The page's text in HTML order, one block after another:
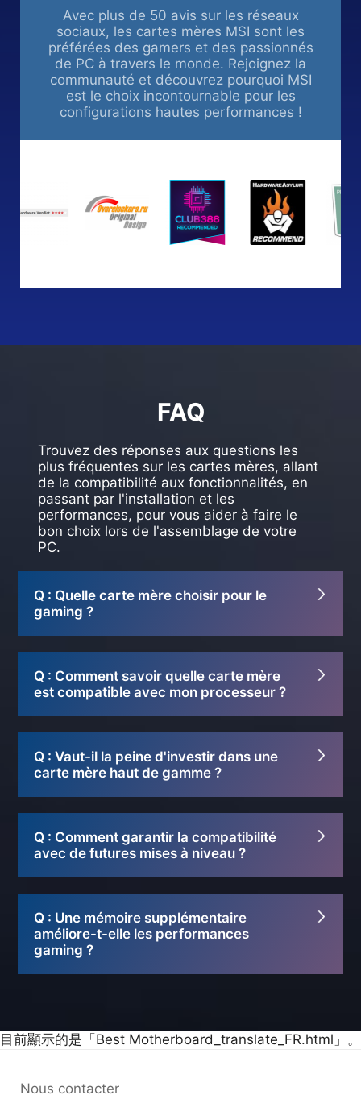
Avec plus de 50 avis sur les réseaux
sociaux, les cartes mères MSI sont les
préférées des gamers et des passionnés
de PC à travers le monde. Rejoignez la
communauté et découvrez pourquoi MSI
est le choix incontournable pour les
configurations hautes performances !
FAQ
Trouvez des réponses aux questions les
plus fréquentes sur les cartes mères, allant
de la compatibilité aux fonctionnalités, en
passant par l'installation et les
performances, pour vous aider à faire le
bon choix lors de l'assemblage de votre
PC.
Q : Quelle carte mère choisir pour le
gaming ?
Q : Comment savoir quelle carte mère
est compatible avec mon processeur ?
Q : Vaut-il la peine d'investir dans une
carte mère haut de gamme ?
Q : Comment garantir la compatibilité
avec de futures mises à niveau ?
Q : Une mémoire supplémentaire
améliore-t-elle les performances
gaming ?
目前顯示的是「Best Motherboard_translate_FR.html」。
Nous contacter